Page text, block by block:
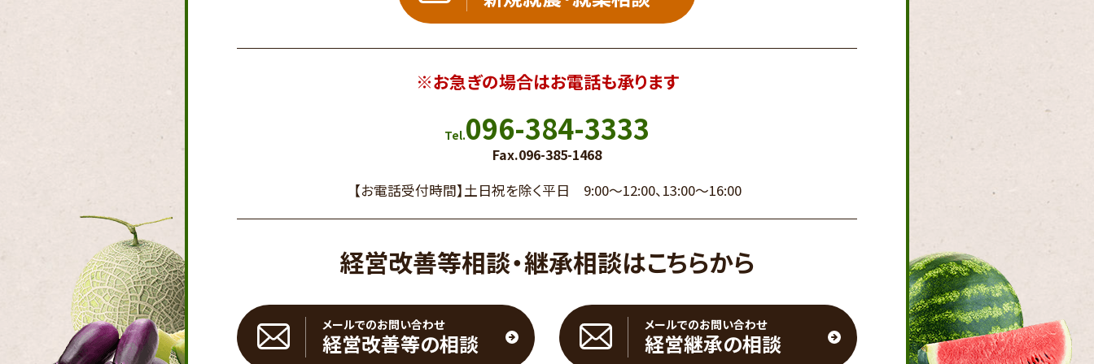
※お急ぎの場合はお電話も承ります
Tel.096-384-3333
Fax.096-385-1468
【お電話受付時間】土日祝を除く平日 9:00～12:00、13:00～16:00
経営改善等相談・継承相談はこちらから
メールでのお問い合わせ
経営改善等の相談
メールでのお問い合わせ
経営継承の相談